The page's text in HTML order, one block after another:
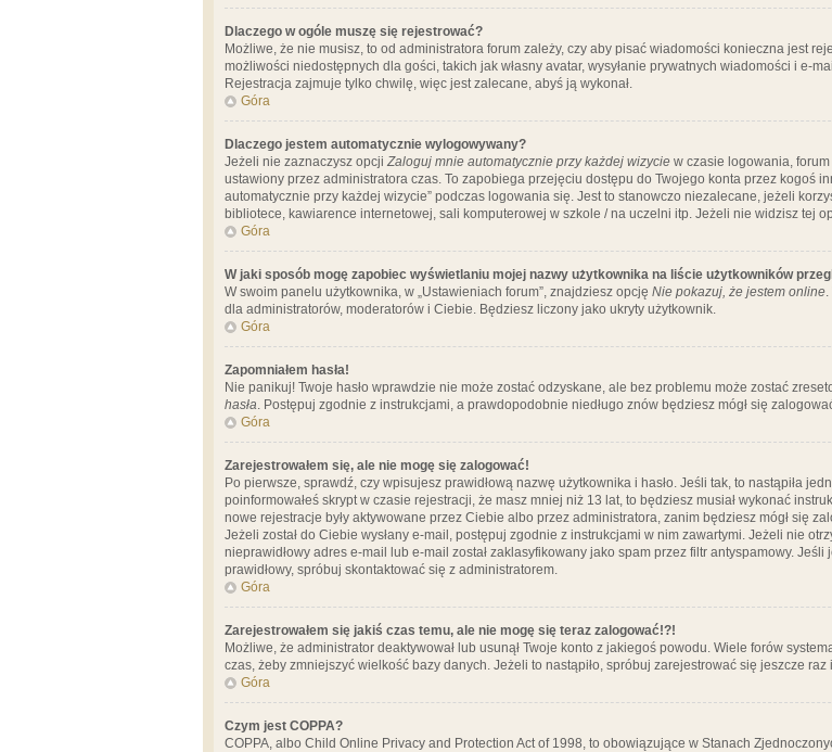
Dlaczego w ogóle muszę się rejestrować?
Możliwe, że nie musisz, to od administratora forum zależy, czy aby pisać wiadomości konieczna jest
możliwości niedostępnych dla gości, takich jak własny avatar, wysyłanie prywatnych wiadomości i e-
Rejestracja zajmuje tylko chwilę, więc jest zalecane, abyś ją wykonał.
Góra
Dlaczego jestem automatycznie wylogowywany?
Jeżeli nie zaznaczysz opcji Zaloguj mnie automatycznie przy każdej wizycie w czasie logowania,
ustawiony przez administratora czas. To zapobiega przejęciu dostępu do Twojego konta przez kogoś
automatycznie przy każdej wizycie” podczas logowania się. Jest to stanowczo niezalecane, jeżeli
bibliotece, kawiarence internetowej, sali komputerowej w szkole / na uczelni itp. Jeżeli nie widzisz tej
Góra
W jaki sposób mogę zapobiec wyświetlaniu mojej nazwy użytkownika na liście użytkowników
W swoim panelu użytkownika, w „Ustawieniach forum”, znajdziesz opcję Nie pokazuj, że jestem online
dla administratorów, moderatorów i Ciebie. Będziesz liczony jako ukryty użytkownik.
Góra
Zapomniałem hasła!
Nie panikuj! Twoje hasło wprawdzie nie może zostać odzyskane, ale bez problemu może zostać
hasła. Postępuj zgodnie z instrukcjami, a prawdopodobnie niedługo znów będziesz mógł się
Góra
Zarejestrowałem się, ale nie mogę się zalogować!
Po pierwsze, sprawdź, czy wpisujesz prawidłową nazwę użytkownika i hasło. Jeśli tak, to nastąpiła
poinformowałeś skrypt w czasie rejestracji, że masz mniej niż 13 lat, to będziesz musiał wykonać
nowe rejestracje były aktywowane przez Ciebie albo przez administratora, zanim będziesz mógł się
Jeżeli został do Ciebie wysłany e-mail, postępuj zgodnie z instrukcjami w nim zawartymi. Jeżeli nie
nieprawidłowy adres e-mail lub e-mail został zaklasyfikowany jako spam przez filtr antyspamowy.
prawidłowy, spróbuj skontaktować się z administratorem.
Góra
Zarejestrowałem się jakiś czas temu, ale nie mogę się teraz zalogować!?!
Możliwe, że administrator deaktywował lub usunął Twoje konto z jakiegoś powodu. Wiele forów
czas, żeby zmniejszyć wielkość bazy danych. Jeżeli to nastąpiło, spróbuj zarejestrować się jeszcze
Góra
Czym jest COPPA?
COPPA, albo Child Online Privacy and Protection Act of 1998, to obowiązujące w Stanach